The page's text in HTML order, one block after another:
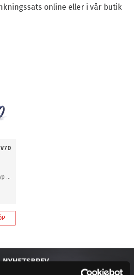
online eller i vår butik
NYHETSBREV